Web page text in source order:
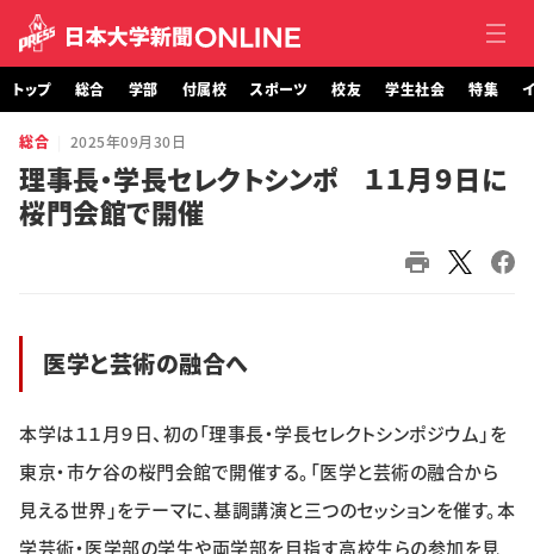
トップ
総合
校友
学生社会
トップ 総合 学部 付属校 スポーツ 校友 学生社会 特集
総合 2025年09月30日
理事長・学長セレクトシンポ １１月９日に
桜門会館で開催
医学と芸術の融合へ
本学は１１月９日、初の「理事長・学長セレクトシンポジウム」を
東京・市ケ谷の桜門会館で開催する。「医学と芸術の融合から
見える世界」をテーマに、基調講演と三つのセッションを催す。本
学芸術・医学部の学生や両学部を目指す高校生らの参加を見